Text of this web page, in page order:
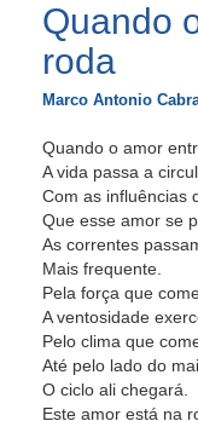
Quando
roda
Marco Antonio
Quando o amor
A vida passa a
Com as influências
Que esse amor se
As correntes
Mais frequente.
Pela força que
A ventosidade
Pelo clima que
Até pelo lado do
O ciclo ali chegará.
Este amor está na